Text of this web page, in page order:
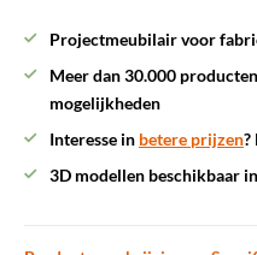
Projectmeubilair voor
Meer dan 30.000
mogelijkheden
Interesse in betere prijzen?
3D modellen beschikbaar